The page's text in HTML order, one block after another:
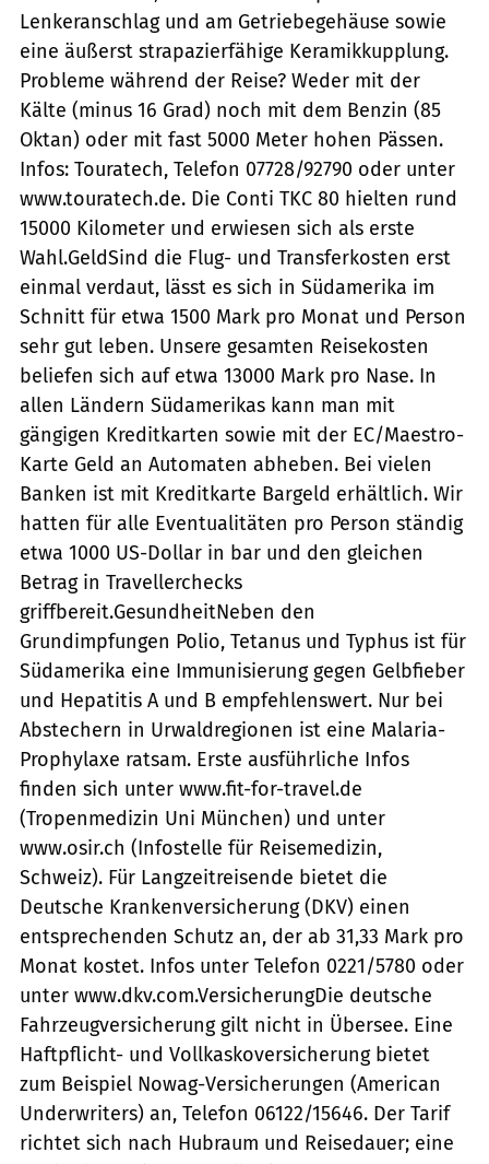
Lenkeranschlag und am Getriebegehäuse sowie
eine äußerst strapazierfähige Keramikkupplung.
Probleme während der Reise? Weder mit der
Kälte (minus 16 Grad) noch mit dem Benzin (85
Oktan) oder mit fast 5000 Meter hohen Pässen.
Infos: Touratech, Telefon 07728/92790 oder unter
www.touratech.de. Die Conti TKC 80 hielten rund
15000 Kilometer und erwiesen sich als erste
Wahl.GeldSind die Flug- und Transferkosten erst
einmal verdaut, lässt es sich in Südamerika im
Schnitt für etwa 1500 Mark pro Monat und Person
sehr gut leben. Unsere gesamten Reisekosten
beliefen sich auf etwa 13000 Mark pro Nase. In
allen Ländern Südamerikas kann man mit
gängigen Kreditkarten sowie mit der EC/Maestro-
Karte Geld an Automaten abheben. Bei vielen
Banken ist mit Kreditkarte Bargeld erhältlich. Wir
hatten für alle Eventualitäten pro Person ständig
etwa 1000 US-Dollar in bar und den gleichen
Betrag in Travellerchecks
griffbereit.GesundheitNeben den
Grundimpfungen Polio, Tetanus und Typhus ist für
Südamerika eine Immunisierung gegen Gelbfieber
und Hepatitis A und B empfehlenswert. Nur bei
Abstechern in Urwaldregionen ist eine Malaria-
Prophylaxe ratsam. Erste ausführliche Infos
finden sich unter www.fit-for-travel.de
(Tropenmedizin Uni München) und unter
www.osir.ch (Infostelle für Reisemedizin,
Schweiz). Für Langzeitreisende bietet die
Deutsche Krankenversicherung (DKV) einen
entsprechenden Schutz an, der ab 31,33 Mark pro
Monat kostet. Infos unter Telefon 0221/5780 oder
unter www.dkv.com.VersicherungDie deutsche
Fahrzeugversicherung gilt nicht in Übersee. Eine
Haftpflicht- und Vollkaskoversicherung bietet
zum Beispiel Nowag-Versicherungen (American
Underwriters) an, Telefon 06122/15646. Der Tarif
richtet sich nach Hubraum und Reisedauer; eine